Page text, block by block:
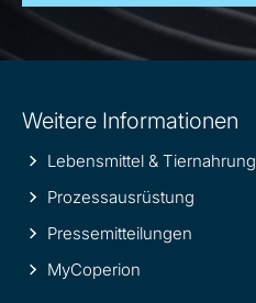
information
Weitere Informationen
Lebensmittel & Tiernahrung
Prozessausrüstung
Pressemitteilungen
MyCoperion